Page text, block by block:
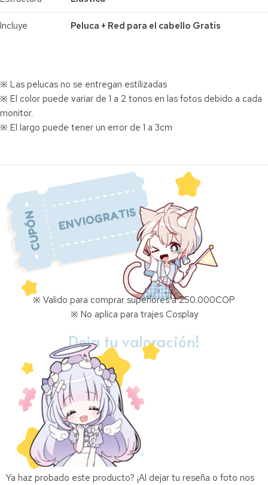
Incluye Peluca + Red para el cabello Gratis
※ Las pelucas no se entregan estilizadas
※ El color puede variar de 1 a 2 tonos en las fotos debido a cada
monitor.
※ El largo puede tener un error de 1 a 3cm
※ Valido para comprar superiores a 250.000COP
※ No aplica para trajes Cosplay
Deja tu valoración!
Ya haz probado este producto? ¡Al dejar tu reseña o foto nos